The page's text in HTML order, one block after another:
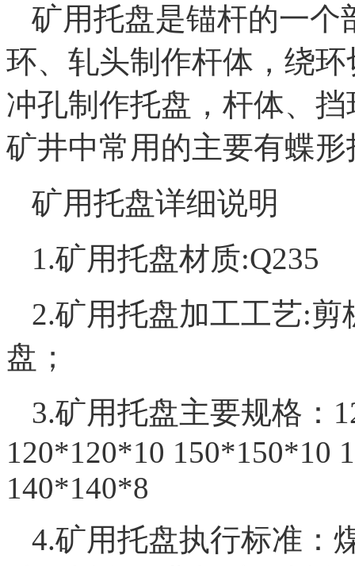
矿用托盘是锚杆的一个
环、轧头制作杆体，绕
冲孔制作托盘，杆体、
矿井中常用的主要有蝶
矿用托盘详细说明
1.矿用托盘材质:Q235
2.矿用托盘加工工艺:
盘；
3.矿用托盘主要规格：
120*120*10 150*150*10
140*140*8
4.矿用托盘执行标准：